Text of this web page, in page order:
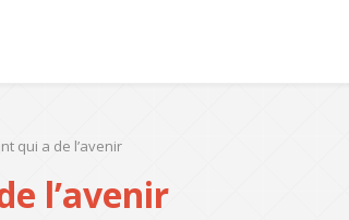
qui a de l’avenir
l’avenir